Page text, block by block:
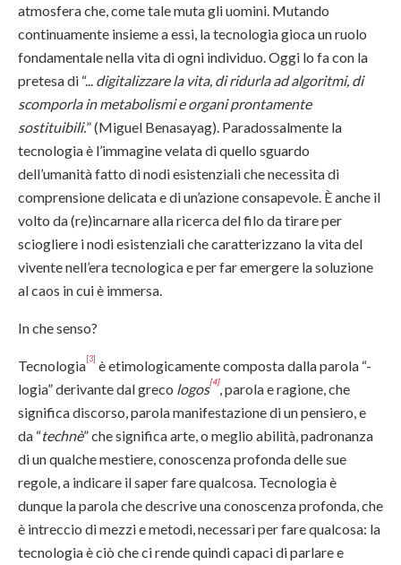
atmosfera che, come tale muta gli uomini. Mutando
continuamente insieme a essi, la tecnologia gioca un ruolo
fondamentale nella vita di ogni individuo. Oggi lo fa con la
pretesa di “... digitalizzare la vita, di ridurla ad algoritmi, di
scomporla in metabolismi e organi prontamente
sostituibili.” (Miguel Benasayag). Paradossalmente la
tecnologia è l’immagine velata di quello sguardo
dell’umanità fatto di nodi esistenziali che necessita di
comprensione delicata e di un’azione consapevole. È anche il
volto da (re)incarnare alla ricerca del filo da tirare per
sciogliere i nodi esistenziali che caratterizzano la vita del
vivente nell’era tecnologica e per far emergere la soluzione
al caos in cui è immersa.
In che senso?
Tecnologia[3] è etimologicamente composta dalla parola “-
logia” derivante dal greco logos[4] , parola e ragione, che
significa discorso, parola manifestazione di un pensiero, e
da “technè” che significa arte, o meglio abilità, padronanza
di un qualche mestiere, conoscenza profonda delle sue
regole, a indicare il saper fare qualcosa. Tecnologia è
dunque la parola che descrive una conoscenza profonda, che
è intreccio di mezzi e metodi, necessari per fare qualcosa: la
tecnologia è ciò che ci rende quindi capaci di parlare e